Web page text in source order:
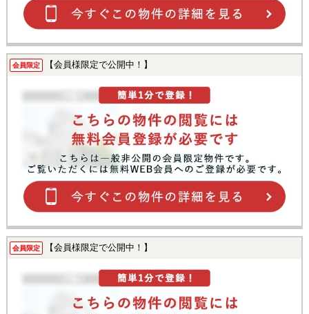
会員限定 【会員様限定で公開中！】
会員限定 【会員様限定で公開中！】